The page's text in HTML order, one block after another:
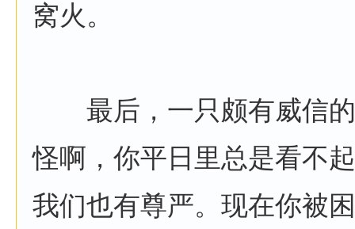
窝火。
最后，一只颇有威信的
怪啊，你平日里总是看不
我们也有尊严。现在你被